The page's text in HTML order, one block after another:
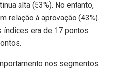
alta (53%). No entanto,
relação à aprovação (43%).
índices era de 17 pontos
nos segmentos